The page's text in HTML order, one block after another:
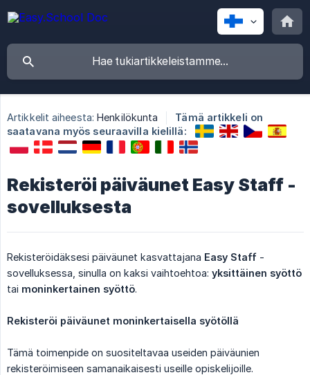
Artikkelit aiheesta: Henkilökunta
Tämä artikkeli on
saatavana myös seuraavilla kielillä:
Rekisteröi päiväunet Easy Staff -
sovelluksesta
Rekisteröidäksesi päiväunet kasvattajana Easy Staff -
sovelluksessa, sinulla on kaksi vaihtoehtoa: yksittäinen syöttö
tai moninkertainen syöttö.
Rekisteröi päiväunet moninkertaisella syötöllä
Tämä toimenpide on suositeltavaa useiden päiväunien
rekisteröimiseen samanaikaisesti useille opiskelijoille.